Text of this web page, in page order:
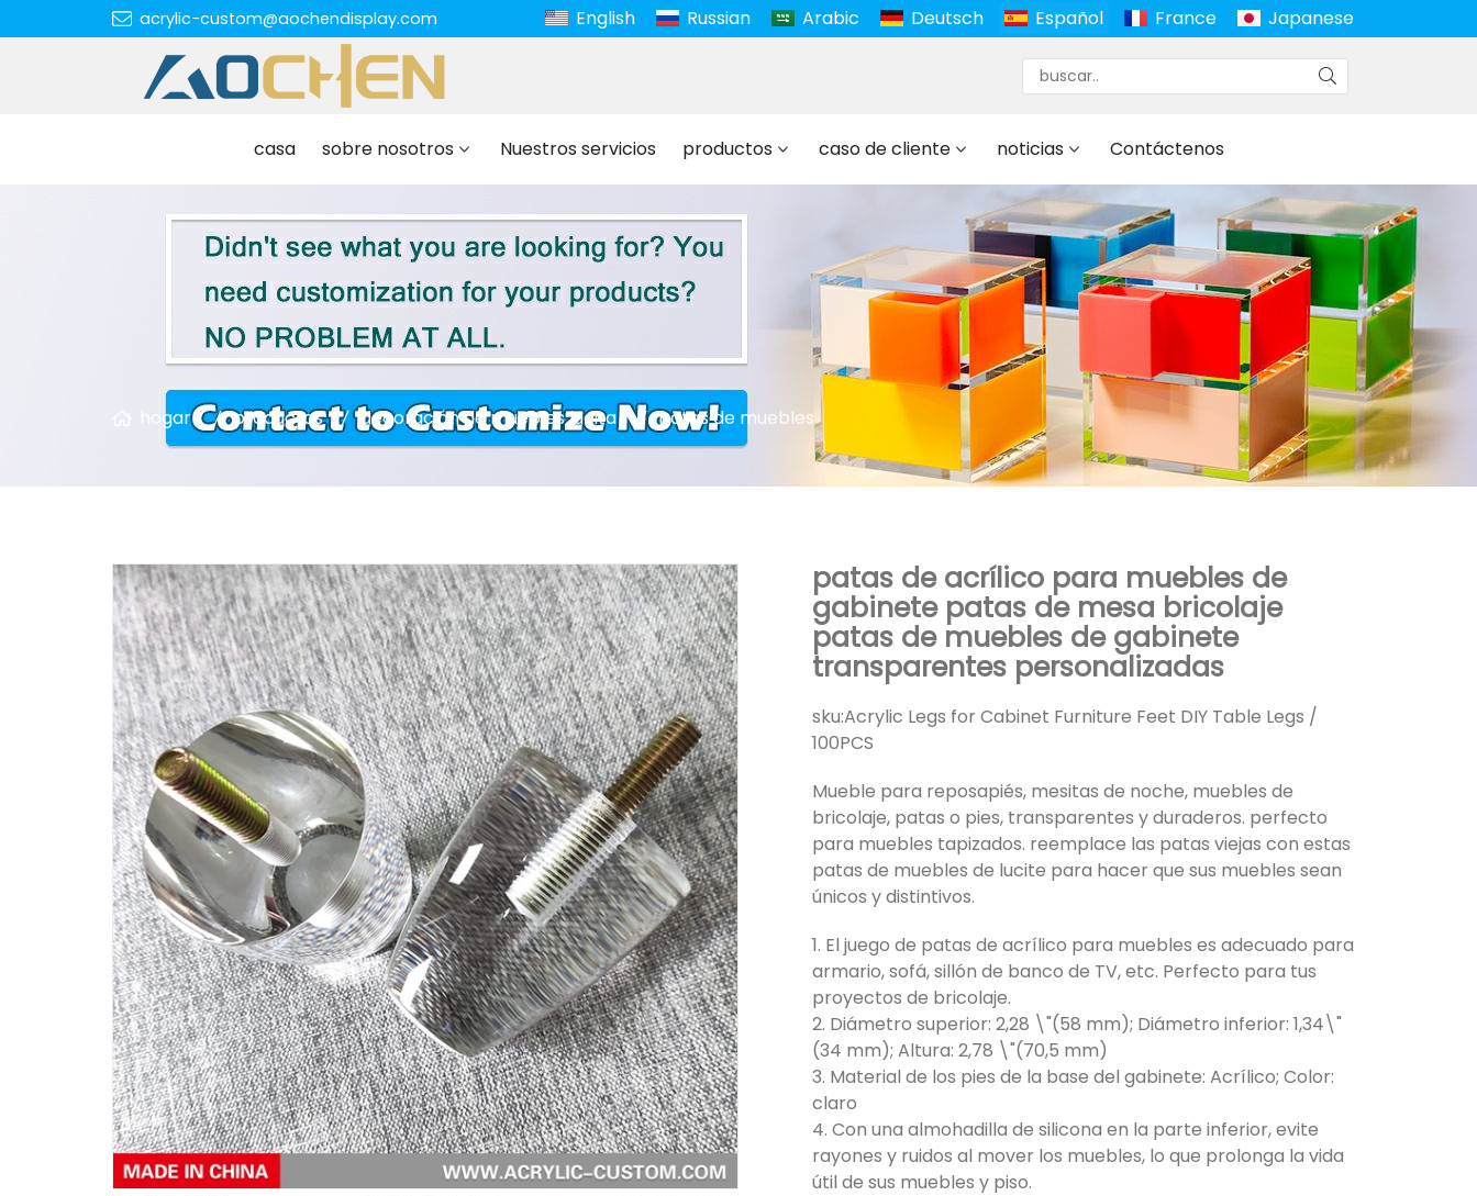
acrylic-custom@aochendisplay.com English Russian Arabic Deutsch Español France Japanese
casa sobre nosotros Nuestros servicios productos caso de cliente noticias Contáctenos
hogar productos decoración de muebles lucita patas de muebles
patas de acrílico para muebles de
gabinete patas de mesa bricolaje
patas de muebles de gabinete
transparentes personalizadas
sku:Acrylic Legs for Cabinet Furniture Feet DIY Table Legs /
100PCS
Mueble para reposapiés, mesitas de noche, muebles de
bricolaje, patas o pies, transparentes y duraderos. perfecto
para muebles tapizados. reemplace las patas viejas con estas
patas de muebles de lucite para hacer que sus muebles sean
únicos y distintivos.
1. El juego de patas de acrílico para muebles es adecuado para
armario, sofá, sillón de banco de TV, etc. Perfecto para tus
proyectos de bricolaje.
2. Diámetro superior: 2,28 \"(58 mm); Diámetro inferior: 1,34\"
(34 mm); Altura: 2,78 \"(70,5 mm)
3. Material de los pies de la base del gabinete: Acrílico; Color:
claro
4. Con una almohadilla de silicona en la parte inferior, evite
rayones y ruidos al mover los muebles, lo que prolonga la vida
útil de sus muebles y piso.